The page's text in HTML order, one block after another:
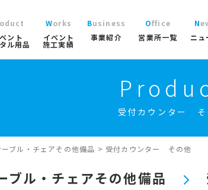
ント
ル用品
ついて
イベント用テント
トレーラーハウス
イベント
施工実績
Works
事業紹介
Business
屋外イベント事業 屋内イベント事業 トレ
営業所一覧
Office
ニュ
テゴリ 実績 商品 ニュ
受付カウンター そ
ーブル・チェアその他備品 > 受付カウンター その他
ブル・チェアその他備品